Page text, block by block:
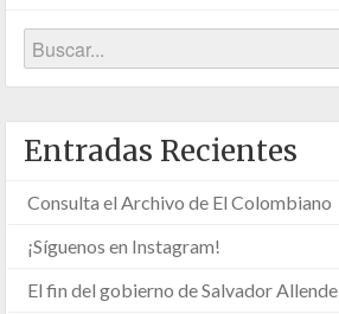
Entradas Recientes
Consulta el Archivo de El Colombiano
¡Síguenos en Instagram!
El fin del gobierno de Salvador Allende